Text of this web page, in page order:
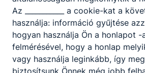
ISKOLASPECIFIKUS INFORMÁCIÓK A
Specializált gép- és
képzése, amely szakképzettség
Az ___________ a cookie-kat a
használja: információ gyűjtése
hogyan használja Ön a honlapot -
felmérésével, hogy a honlap
vagy használja leginkább, így
biztosítsunk Önnek még jobb